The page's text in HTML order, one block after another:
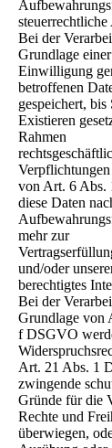
Bei der
Grundlage
Einwilligung
betroffenen
gespeichert,
Existieren
Rahmen
von Art. 6 Abs.
diese Daten
mehr zur
und/oder
berechtigtes
Bei der
Grundlage von
f DSGVO
Art. 21 Abs. 1
zwingende
Gründe für die
Rechte und
überwiegen,